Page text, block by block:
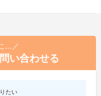
…／
い合わせる
たい